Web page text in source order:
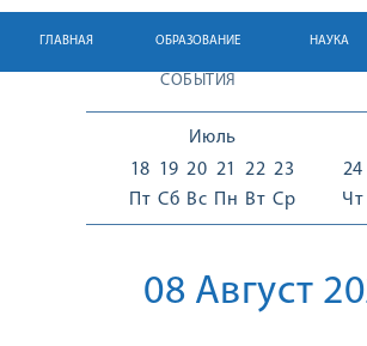
ГЛАВНАЯ ОБРАЗОВАНИЕ НАУКА
СОБЫТИЯ
Июль
18
Пт
19
Сб
20
Вс
21
Пн
22
Вт
23
Ср
24
Чт
08 Август